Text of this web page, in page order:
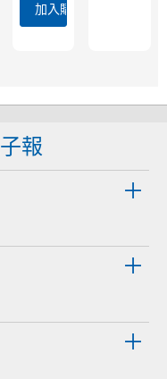
加入購物車
報